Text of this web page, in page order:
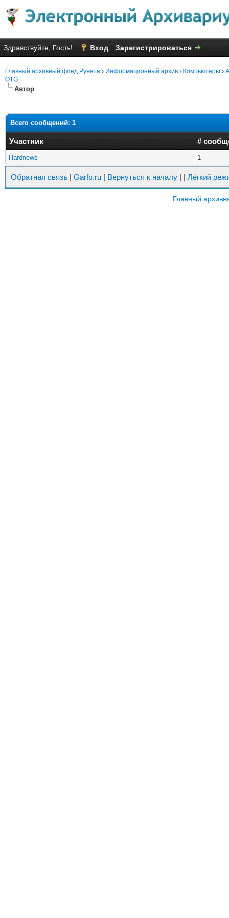
Здравствуйте, Гость! Вход Зарегистрироваться
Главный архивный фонд Рунета › Информационный архив › Компьютеры ›
OTG
Автор
Всего сообщений: 1
Участник #
Hardnews 1
Обратная связь | Garfo.ru | Вернуться к началу | | Лёгкий
Главный